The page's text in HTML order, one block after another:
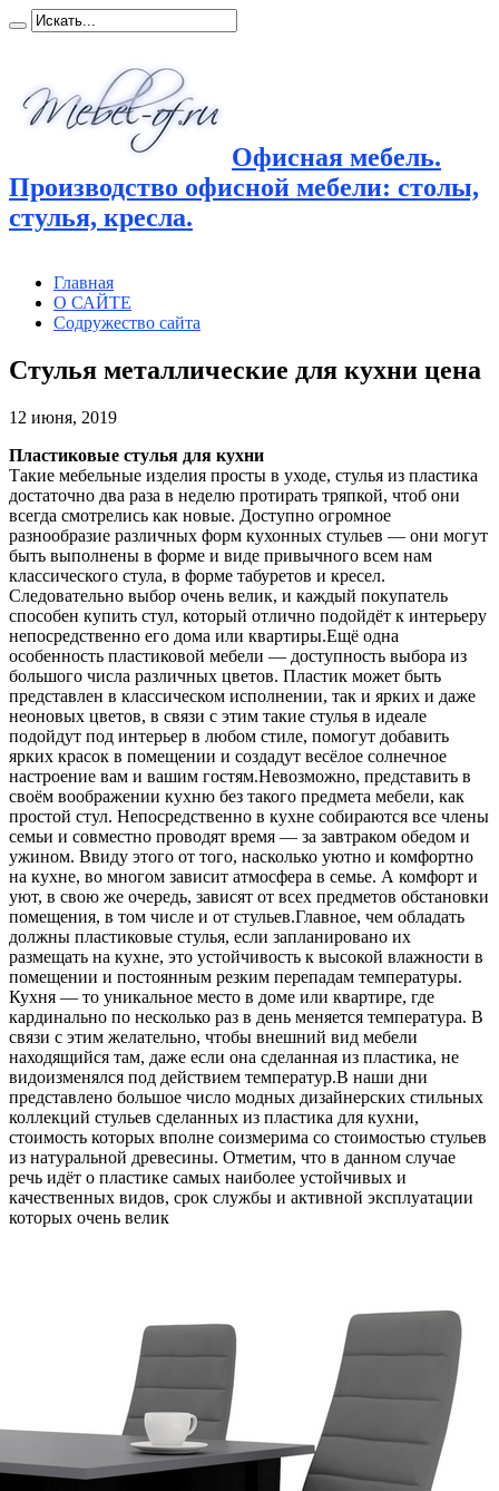
Офисная мебель.
Производство офисной мебели: столы,
стулья, кресла.
Главная
О САЙТЕ
Содружество сайта
Стулья металлические для кухни цена
12 июня, 2019
Пластиковые стулья для кухни
Такие мебельные изделия просты в уходе, стулья из пластика
достаточно два раза в неделю протирать тряпкой, чтоб они
всегда смотрелись как новые. Доступно огромное
разнообразие различных форм кухонных стульев — они могут
быть выполнены в форме и виде привычного всем нам
классического стула, в форме табуретов и кресел.
Следовательно выбор очень велик, и каждый покупатель
способен купить стул, который отлично подойдёт к интерьеру
непосредственно его дома или квартиры.Ещё одна
особенность пластиковой мебели — доступность выбора из
большого числа различных цветов. Пластик может быть
представлен в классическом исполнении, так и ярких и даже
неоновых цветов, в связи с этим такие стулья в идеале
подойдут под интерьер в любом стиле, помогут добавить
ярких красок в помещении и создадут весёлое солнечное
настроение вам и вашим гостям.Невозможно, представить в
своём воображении кухню без такого предмета мебели, как
простой стул. Непосредственно в кухне собираются все члены
семьи и совместно проводят время — за завтраком обедом и
ужином. Ввиду этого от того, насколько уютно и комфортно
на кухне, во многом зависит атмосфера в семье. А комфорт и
уют, в свою же очередь, зависят от всех предметов обстановки
помещения, в том числе и от стульев.Главное, чем обладать
должны пластиковые стулья, если запланировано их
размещать на кухне, это устойчивость к высокой влажности в
помещении и постоянным резким перепадам температуры.
Кухня — то уникальное место в доме или квартире, где
кардинально по несколько раз в день меняется температура. В
связи с этим желательно, чтобы внешний вид мебели
находящийся там, даже если она сделанная из пластика, не
видоизменялся под действием температур.В наши дни
представлено большое число модных дизайнерских стильных
коллекций стульев сделанных из пластика для кухни,
стоимость которых вполне соизмерима со стоимостью стульев
из натуральной древесины. Отметим, что в данном случае
речь идёт о пластике самых наиболее устойчивых и
качественных видов, срок службы и активной эксплуатации
которых очень велик